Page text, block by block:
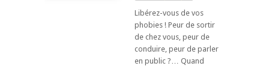
Libérez-vous de vos
phobies ! Peur de sortir
de chez vous, peur de
conduire, peur de parler
en public ?… Quand